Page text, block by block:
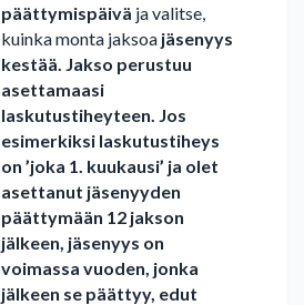
päättymispäivä ja valitse,
kuinka monta jaksoa jäsenyys
kestää. Jakso perustuu
asettamaasi
laskutustiheyteen. Jos
esimerkiksi laskutustiheys
on ’joka 1. kuukausi’ ja olet
asettanut jäsenyyden
päättymään 12 jakson
jälkeen, jäsenyys on
voimassa vuoden, jonka
jälkeen se päättyy, edut